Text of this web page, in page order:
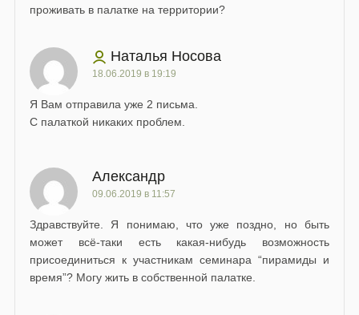
проживать в палатке на территории?
Наталья Носова
18.06.2019 в 19:19
Я Вам отправила уже 2 письма.
С палаткой никаких проблем.
Александр
09.06.2019 в 11:57
Здравствуйте. Я понимаю, что уже поздно, но быть
может всё-таки есть какая-нибудь возможность
присоединиться к участникам семинара “пирамиды и
время”? Могу жить в собственной палатке.